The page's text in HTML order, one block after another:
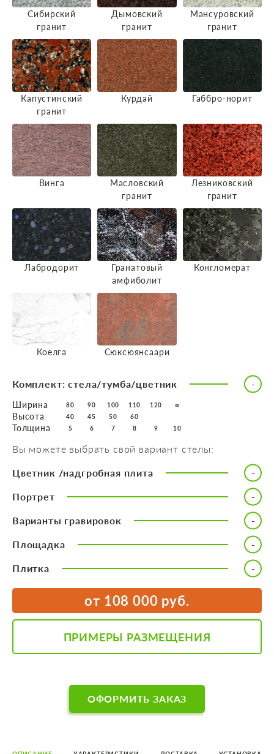
Сибирский
гранит
Дымовский
гранит
Мансуровский
гранит
Капустинский
гранит
Курдай Габбро-норит
Винга
Масловский
гранит
Лезниковский
гранит
Лабродорит
Гранатовый
амфиболит
Конгломерат
Коелга Сюксюянсаари
Комплект: стела/тумба/цветник
Ширина 80 90 100 110 120 ∞
Высота 40 45 50 60
Толщина 5 6 7 8 9 10
Вы можете выбрать свой вариант стелы:
Цветник /надгробная плита
Портрет
Варианты гравировок
Площадка
Плитка
от 108 000 руб.
ПРИМЕРЫ РАЗМЕЩЕНИЯ
ОФОРМИТЬ ЗАКАЗ